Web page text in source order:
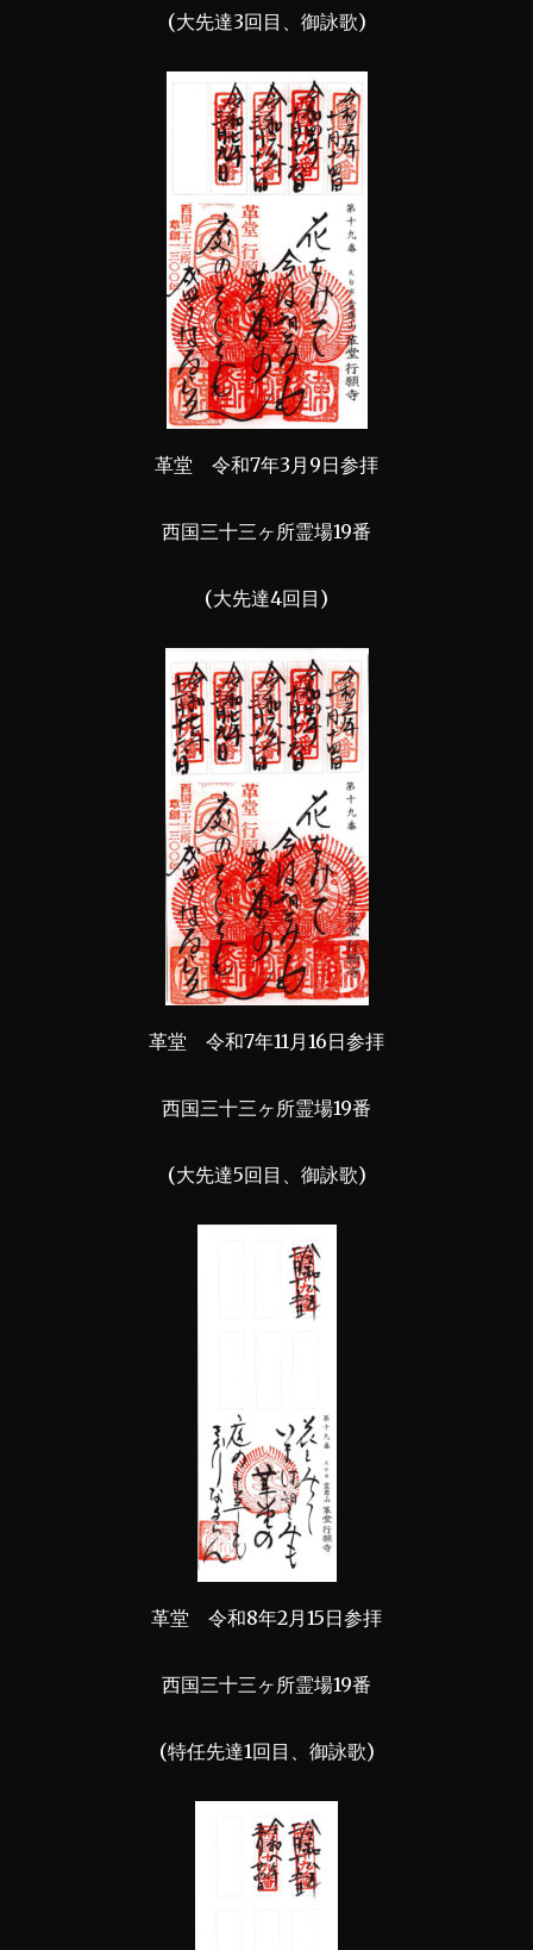
(大先達3回目、御詠歌)
革堂 令和7年3月9日参拝
西国三十三ヶ所霊場19番
(大先達4回目)
革堂 令和7年11月16日参拝
西国三十三ヶ所霊場19番
(大先達5回目、御詠歌)
革堂 令和8年2月15日参拝
西国三十三ヶ所霊場19番
(特任先達1回目、御詠歌)